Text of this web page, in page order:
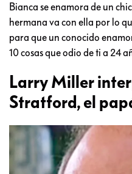
Bianca se enamora de un
hermana va con ella por lo
para que un conocido
10 cosas que odio de ti a 24
Larry Miller
Stratford, el